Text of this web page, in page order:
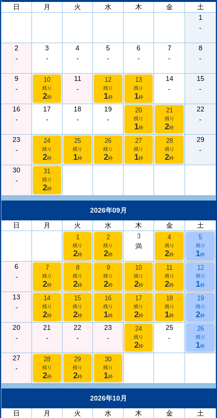
日
月 火 水 木 金
土
1
-
2
-
3
-
4
-
5
-
6
-
7
-
8
-
9
-
10
残り
2枠
11
-
12
残り
1枠
13
残り
1枠
14
-
15
-
16
-
17
-
18
-
19
-
20
残り
1枠
21
残り
2枠
22
-
23
-
24
残り
2枠
25
残り
1枠
26
残り
2枠
27
残り
1枠
28
残り
2枠
29
-
30
-
31
残り
2枠
2026年09月
日
月 火 水 木 金 土
1
残り
2枠
2
残り
2枠
3
満
4
残り
2枠
5
残り
1枠
6
-
7
残り
2枠
8
残り
2枠
9
残り
2枠
10
残り
2枠
11
残り
2枠
12
残り
1枠
13
-
14
残り
2枠
15
残り
2枠
16
残り
1枠
17
残り
2枠
18
残り
1枠
19
残り
2枠
20
-
21
-
22
-
23
-
24
残り
2枠
25
-
26
残り
1枠
27
-
28
残り
2枠
29
残り
2枠
30
残り
1枠
2026年10月
日
月 火 水 木 金 土